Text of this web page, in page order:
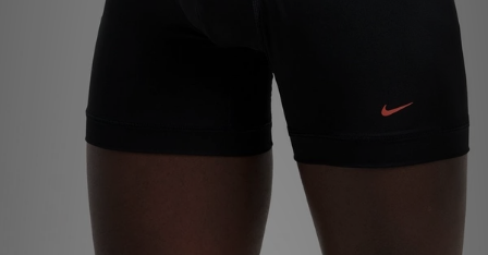
Ladda ner appen
Mina meddelanden
Kundservice